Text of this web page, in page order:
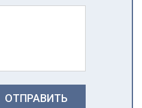
ОТПРАВИТЬ